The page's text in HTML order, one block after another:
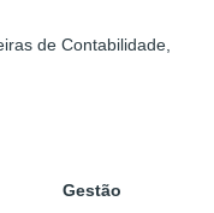
de Contabilidade,
Gestão